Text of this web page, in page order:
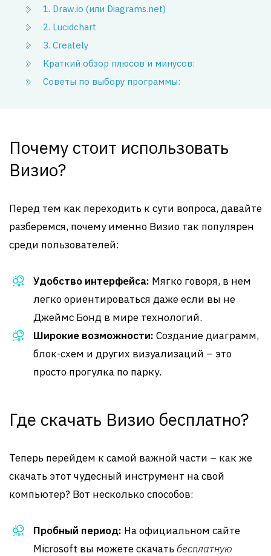
1. Draw.io (или Diagrams.net)
2. Lucidchart
3. Creately
Краткий обзор плюсов и минусов:
Советы по выбору программы:
Почему стоит использовать
Визио?
Перед тем как переходить к сути вопроса, давайте
разберемся, почему именно Визио так популярен
среди пользователей:
Удобство интерфейса: Мягко говоря, в нем
легко ориентироваться даже если вы не
Джеймс Бонд в мире технологий.
Широкие возможности: Создание диаграмм,
блок-схем и других визуализаций – это
просто прогулка по парку.
Где скачать Визио бесплатно?
Теперь перейдем к самой важной части – как же
скачать этот чудесный инструмент на свой
компьютер? Вот несколько способов:
Пробный период: На официальном сайте
Microsoft вы можете скачать бесплатную